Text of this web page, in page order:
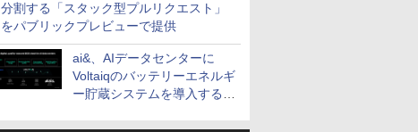
分割する「スタック型プルリクエスト」
をパブリックプレビューで提供
ai&、AIデータセンターに
Voltaiqのバッテリーエネルギ
ー貯蔵システムを導入する計